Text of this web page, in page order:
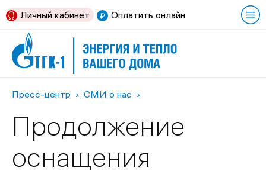
Оплатить онлайн
Личный кабинет
Пресс-центр СМИ о нас
Продолжение
оснащения